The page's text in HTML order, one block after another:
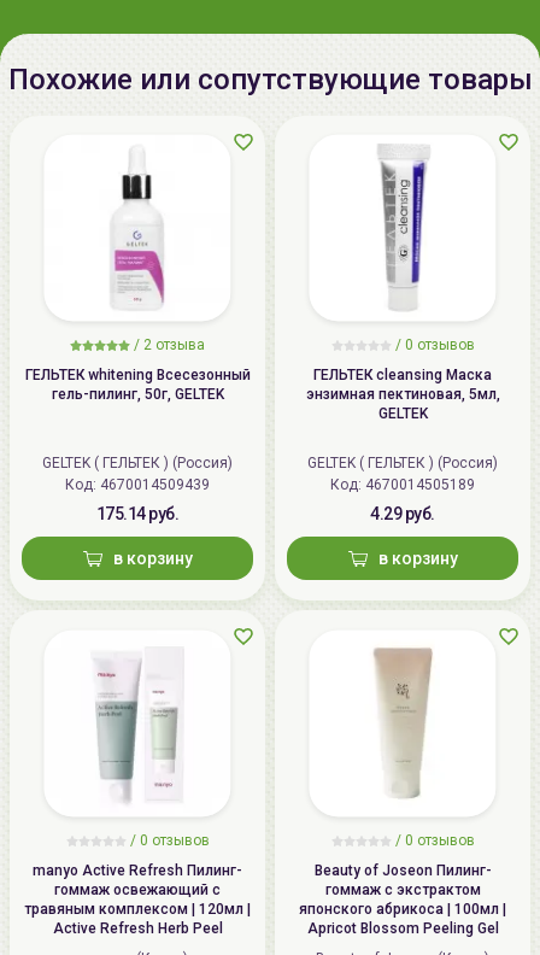
Похожие или сопутствующие товары
/ 2 отзыва
ГЕЛЬТЕК whitening Всесезонный
гель-пилинг, 50г, GELTEK
GELTEK ( ГЕЛЬТЕК ) (Россия)
Код: 4670014509439
175.14 руб.
в корзину
/ 0 отзывов
ГЕЛЬТЕК cleansing Маска
энзимная пектиновая, 5мл,
GELTEK
GELTEK ( ГЕЛЬТЕК ) (Россия)
Код: 4670014505189
4.29 руб.
в корзину
/ 0 отзывов
manyo Active Refresh Пилинг-
гоммаж освежающий с
травяным комплексом | 120мл |
Active Refresh Herb Peel
/ 0 отзывов
Beauty of Joseon Пилинг-
гоммаж с экстрактом
японского абрикоса | 100мл |
Apricot Blossom Peeling Gel